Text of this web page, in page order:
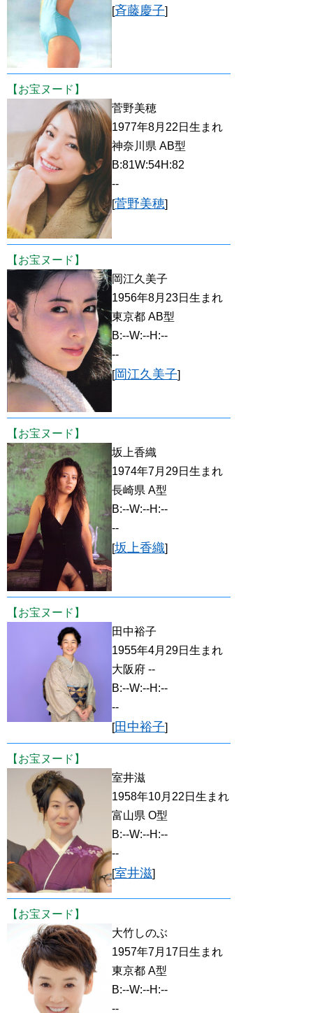
[斉藤慶子]
【お宝ヌード】
菅野美穂
1977年8月22日生まれ
神奈川県 AB型
B:81W:54H:82
--
[菅野美穂]
【お宝ヌード】
岡江久美子
1956年8月23日生まれ
東京都 AB型
B:--W:--H:--
--
[岡江久美子]
【お宝ヌード】
坂上香織
1974年7月29日生まれ
長崎県 A型
B:--W:--H:--
--
[坂上香織]
【お宝ヌード】
田中裕子
1955年4月29日生まれ
大阪府 --
B:--W:--H:--
--
[田中裕子]
【お宝ヌード】
室井滋
1958年10月22日生まれ
富山県 O型
B:--W:--H:--
--
[室井滋]
【お宝ヌード】
大竹しのぶ
1957年7月17日生まれ
東京都 A型
B:--W:--H:--
--